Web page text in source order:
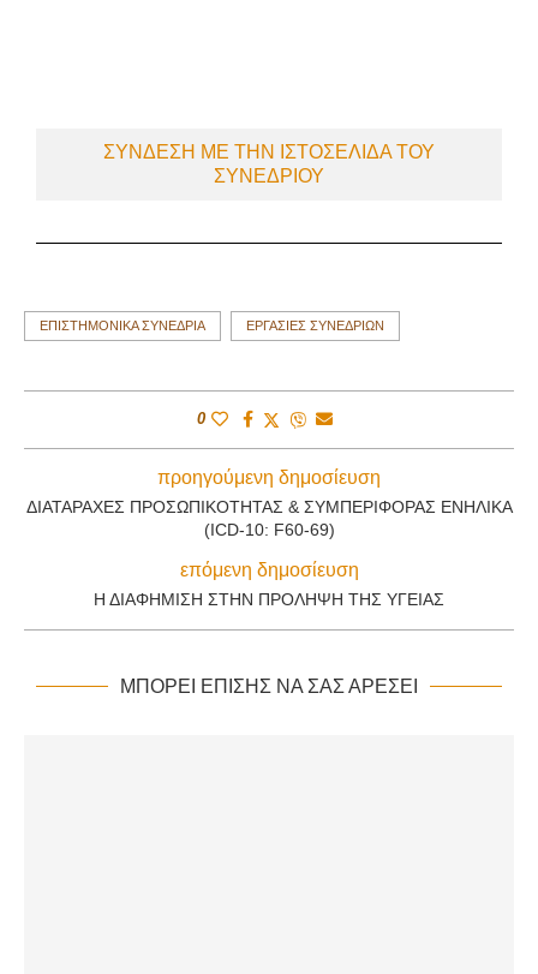
ΣΎΝΔΕΣΗ ΜΕ ΤΗΝ ΙΣΤΟΣΕΛΊΔΑ ΤΟΥ
ΣΥΝΕΔΡΊΟΥ
ΕΠΙΣΤΗΜΟΝΙΚΆ ΣΥΝΈΔΡΙΑ ΕΡΓΑΣΊΕΣ ΣΥΝΕΔΡΊΩΝ
0
προηγούμενη δημοσίευση
ΔΙΑΤΑΡΑΧΈΣ ΠΡΟΣΩΠΙΚΌΤΗΤΑΣ & ΣΥΜΠΕΡΙΦΟΡΆΣ ΕΝΉΛΙΚΑ
(ICD-10: F60-69)
επόμενη δημοσίευση
Η ΔΙΑΦΉΜΙΣΗ ΣΤΗΝ ΠΡΌΛΗΨΗ ΤΗΣ ΥΓΕΊΑΣ
ΜΠΟΡΕΊ ΕΠΊΣΗΣ ΝΑ ΣΑΣ ΑΡΈΣΕΙ